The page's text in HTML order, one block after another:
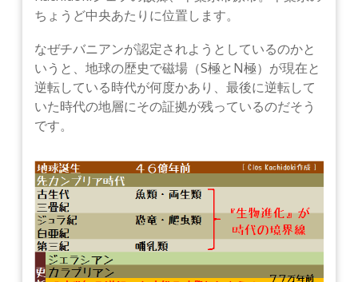
ちょうど中央あたりに位置します。
なぜチバニアンが認定されようとしているのかと
いうと、地球の歴史で磁場（S極とN極）が現在と
逆転している時代が何度かあり、最後に逆転して
いた時代の地層にその証拠が残っているのだそう
です。